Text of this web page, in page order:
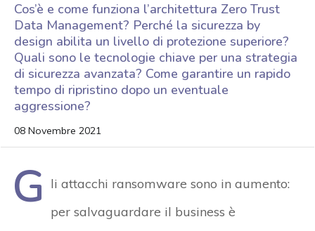
Cos’è e come funziona l’architettura Zero Trust
Data Management? Perché la sicurezza by
design abilita un livello di protezione superiore?
Quali sono le tecnologie chiave per una strategia
di sicurezza avanzata? Come garantire un rapido
tempo di ripristino dopo un eventuale
aggressione?
08 Novembre 2021
G
li attacchi ransomware sono in aumento:
per salvaguardare il business è